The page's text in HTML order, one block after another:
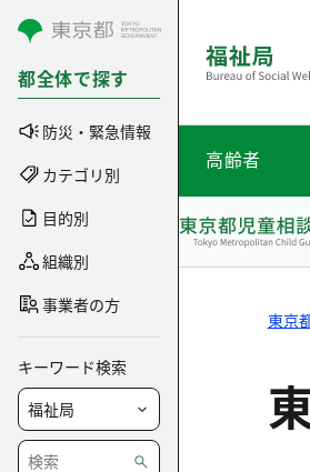
コンテンツにスキップ
都全体で探す
防災・緊急情報
カテゴリ別
目的別
組織別
事業者の方
キーワード検索
高齢者
東京